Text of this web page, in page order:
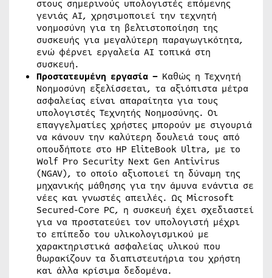
στους σημερινούς υπολογιστές επόμενης
γενιάς AI, χρησιμοποιεί την τεχνητή
νοημοσύνη για τη βελτιστοποίηση της
συσκευής για μεγαλύτερη παραγωγικότητα,
ενώ φέρνει εργαλεία AI τοπικά στη
συσκευή.
Προστατευμένη εργασία – Καθώς η Τεχνητή
Νοημοσύνη εξελίσσεται, τα αξιόπιστα μέτρα
ασφαλείας είναι απαραίτητα για τους
υπολογιστές Τεχνητής Νοημοσύνης. Οι
επαγγελματίες χρήστες μπορούν με σιγουριά
να κάνουν την καλύτερη δουλειά τους από
οπουδήποτε στο HP EliteBook Ultra, με το
Wolf Pro Security Next Gen Antivirus
(NGAV), το οποίο αξιοποιεί τη δύναμη της
μηχανικής μάθησης για την άμυνα ενάντια σε
νέες και γνωστές απειλές. Ως Microsoft
Secured-Core PC, η συσκευή έχει σχεδιαστεί
για να προστατεύει τον υπολογιστή μέχρι
το επίπεδο του υλικολογισμικού με
χαρακτηριστικά ασφαλείας υλικού που
θωρακίζουν τα διαπιστευτήρια του χρήστη
και άλλα κρίσιμα δεδομένα.